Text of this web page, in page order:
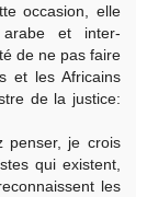
occasion, elle
arabe et inter-
de ne pas faire
et les Africains
de la justice:
penser, je crois
qui existent,
les